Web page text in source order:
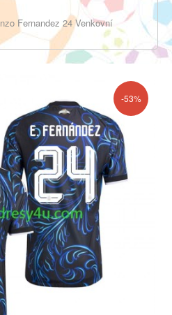
Fernandez 24 Venkovní
-53%